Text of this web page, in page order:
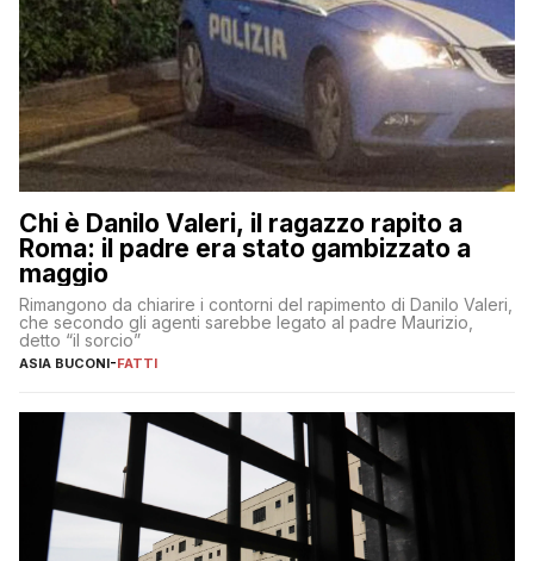
Chi è Danilo Valeri, il ragazzo rapito a
Roma: il padre era stato gambizzato a
maggio
Rimangono da chiarire i contorni del rapimento di Danilo Valeri,
che secondo gli agenti sarebbe legato al padre Maurizio,
detto “il sorcio”
ASIA BUCONI-FATTI